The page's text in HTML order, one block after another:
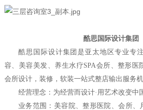
酷思国际设计集团
酷思国际设计集团是亚太地区专业专
容、美容美发、养生水疗SPA会所、整形医
会所设计，装修，软装一站式整店输出服务机
经营理念：为经营而设计·用艺术改变中
业务范围：美容院、整形医院、会所、